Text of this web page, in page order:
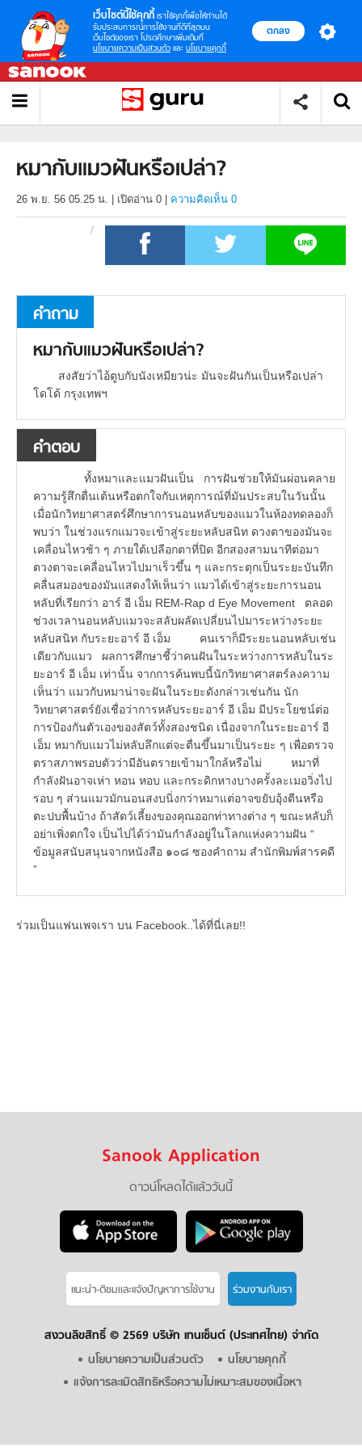
เว็บไซต์นี้ใช้คุกกี้ เราใช้คุกกี้เพื่อให้ท่านได้
รับประสบการณ์การใช้งานที่ดีที่สุดบน
เว็บไซต์ของเรา โปรดศึกษาเพิ่มเติมที่
นโยบายความเป็นส่วนตัว และ นโยบายคุกกี้
ตกลง
หมากับแมวฝันหรือเปล่า?
26 พ.ย. 56 05.25 น. เปิดอ่าน 0 ความคิดเห็น 0
คำถาม
หมากับแมวฝันหรือเปล่า?
สงสัยว่าไอ้ตูบกับนังเหมียวน่ะ มันจะฝันกันเป็นหรือเปล่า
โดโด้ กรุงเทพฯ
คำตอบ
ทั้งหมาและแมวฝันเป็น การฝันช่วยให้มันผ่อนคลาย
ความรู้สึกตื่นเต้นหรือตกใจกับเหตุการณ์ที่มันประสบในวันนั้น
เมื่อนักวิทยาศาสตร์ศึกษาการนอนหลับของแมวในห้องทดลองก็
พบว่า ในช่วงแรกแมวจะเข้าสู่ระยะหลับสนิท ดวงตาของมันจะ
เคลื่อนไหวช้า ๆ ภายใต้เปลือกตาที่ปิด อีกสองสามนาทีต่อมา
ตวงตาจะเคลื่อนไหวไปมาเร็วขึ้น ๆ และกระตุกเป็นระยะบันทึก
คลื่นสมองของมันแสดงให้เห็นว่า แมวได้เข้าสู่ระยะการนอน
หลับที่เรียกว่า อาร์ อี เอ็ม REM-Rap d Eye Movement ตลอด
ช่วงเวลานอนหลับแมวจะสลับผลัดเปลี่ยนไปมาระหว่างระยะ
หลับสนิท กับระยะอาร์ อี เอ็ม คนเราก็มีระยะนอนหลับเช่น
เดียวกับแมว ผลการศึกษาชี้ว่าคนฝันในระหว่างการหลับในระ
ยะอาร์ อี เอ็ม เท่านั้น จากการค้นพบนี้นักวิทยาศาสตร์ลงความ
เห็นว่า แมวกับหมาน่าจะฝันในระยะดังกล่าวเช่นกัน นัก
วิทยาศาสตร์ยังเชื่อว่าการหลับระยะอาร์ อี เอ็ม มีประโยชน์ต่อ
การป้องกันตัวเองของสัตว์ทั้งสองชนิด เนื่องจากในระยะอาร์ อี
เอ็ม หมากับแมวไม่หลับลึกแต่จะตื่นขึ้นมาเป็นระยะ ๆ เพื่อตรวจ
ตราสภาพรอบตัวว่ามีอันตรายเข้ามาใกล้หรือไม่ หมาที่
กำลังฝันอาจเห่า หอน หอบ และกระดิกหางบางครั้งละเมอวิ่งไป
รอบ ๆ ส่วนแมวมักนอนสงบนิ่งกว่าหมาแต่อาจขยับอุ้งตีนหรือ
ตะปบพื้นบ้าง ถ้าสัตว์เลี้ยงของคุณออกท่าทางต่าง ๆ ขณะหลับก็
อย่าเพิ่งตกใจ เป็นไปได้ว่ามันกำลังอยู่ในโลกแห่งความฝัน “
ข้อมูลสนับสนุนจากหนังสือ ๑๐๘ ซองคำถาม สำนักพิมพ์สารคดี
”
ร่วมเป็นแฟนเพจเรา บน Facebook..ได้ที่นี่เลย!!
Sanook Application
ดาวน์โหลดได้แล้ววันนี้
แนะนำ-ติชมเเละแจ้งปัญหาการใช้งาน ร่วมงานกับเรา
สงวนลิขสิทธิ์ © 2569 บริษัท เทนเซ็นต์ (ประเทศไทย) จำกัด
นโยบายความเป็นส่วนตัว
นโยบายคุกกี้
แจ้งการละเมิดสิทธิหรือความไม่เหมาะสมของเนื้อหา